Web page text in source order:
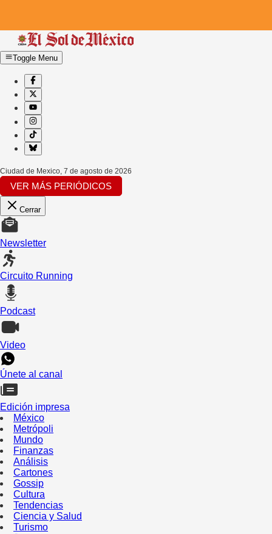
Toggle Menu
Ciudad de Mexico, 7 de agosto de 2026
VER MÁS PERIÓDICOS
Cerrar
Newsletter
Circuito Running
Podcast
Video
Únete al canal
Edición impresa
México
Metrópoli
Mundo
Finanzas
Análisis
Cartones
Gossip
Cultura
Tendencias
Ciencia y Salud
Turismo